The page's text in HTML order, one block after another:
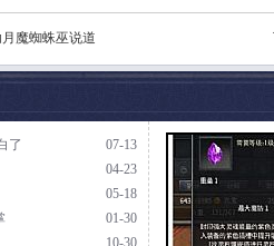
魔蜘蛛巫说道
07-13
了
04-23
05-18
01-30
10-30